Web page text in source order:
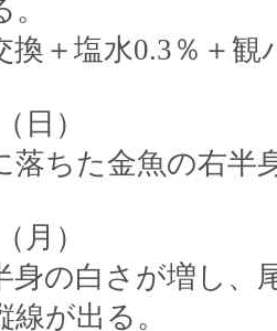
＋塩水0.3％＋観
日）
ちた金魚の右半
月）
の白さが増し、
線が出る。